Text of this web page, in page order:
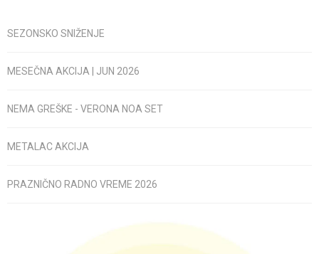
SEZONSKO SNIŽENJE
MESEČNA AKCIJA | JUN 2026
NEMA GREŠKE - VERONA NOA SET
METALAC AKCIJA
PRAZNIČNO RADNO VREME 2026